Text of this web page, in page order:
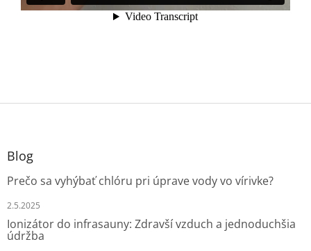
Z
Blog
Prečo sa vyhýbať chlóru pri úprave vody vo vírivke?
2.5.2025
Ionizátor do infrasauny: Zdravší vzduch a jednoduchšia
údržba